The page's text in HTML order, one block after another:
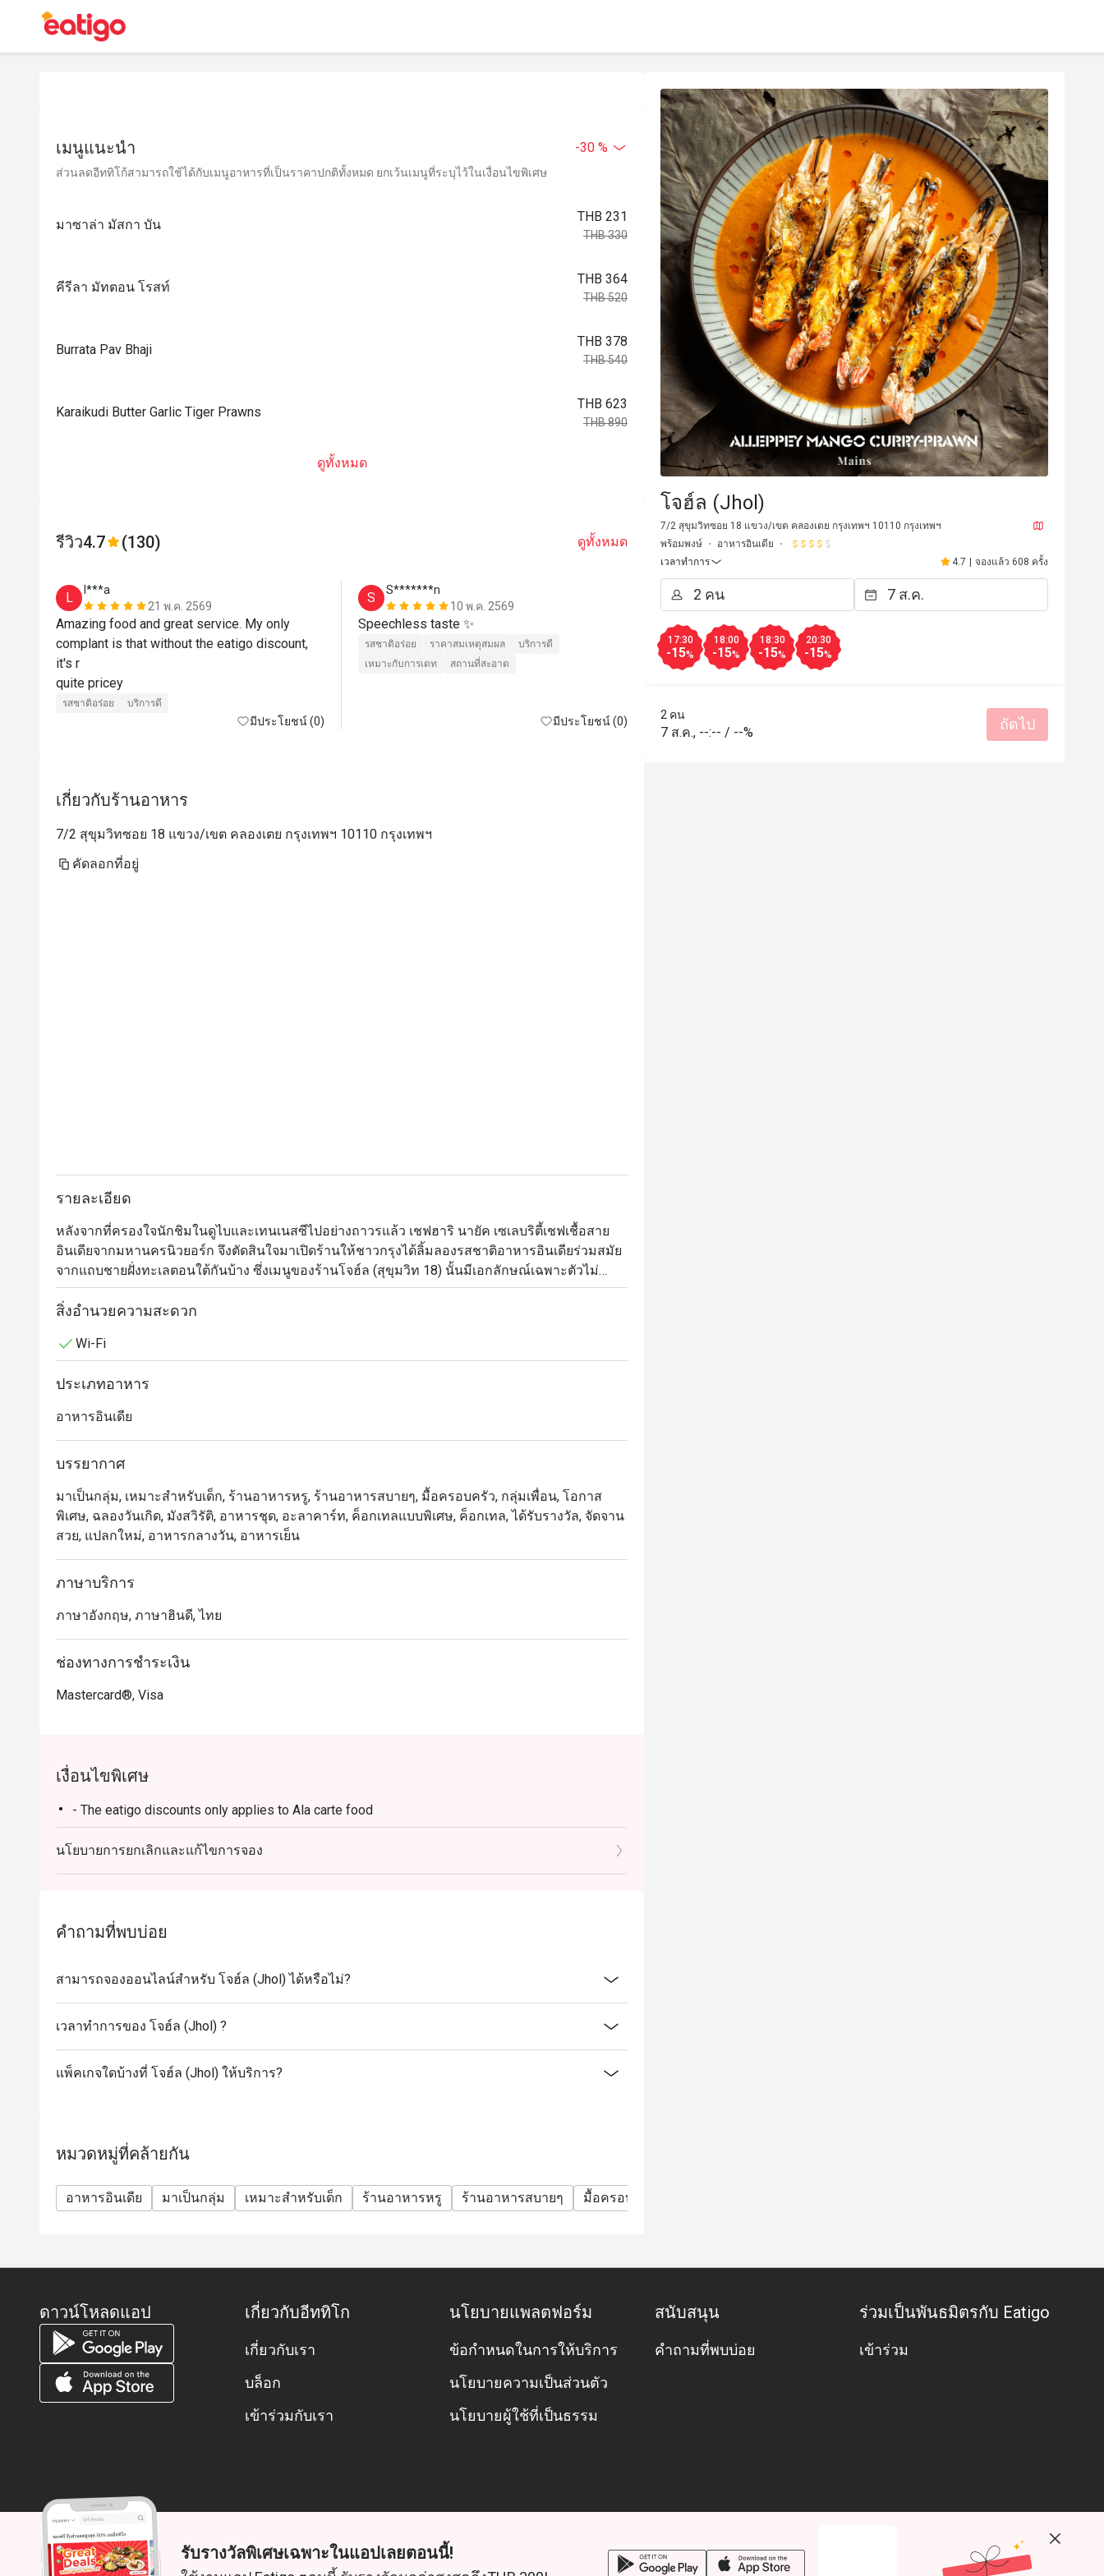
เมนูแนะนำ -30 %
ส่วนลดอีททิโก้สามารถใช้ได้กับเมนูอาหารที่เป็นราคาปกติทั้งหมด ยกเว้นเมนูที่ระบุไว้ในเงื่อนไขพิเศษ
มาซาล่า มัสกา บัน
THB 231
THB 330
คีรีลา มัทตอน โรสท์
THB 364
THB 520
Burrata Pav Bhaji
THB 378
THB 540
Karaikudi Butter Garlic Tiger Prawns
THB 623
THB 890
ดูทั้งหมด
รีวิว4.7 (130) ดูทั้งหมด
L
l***a
21 พ.ค. 2569
Amazing food and great service. My only
complant is that without the eatigo discount,
it's r
quite pricey
รสชาติอร่อย บริการดี
มีประโยชน์ (0)
S
S*******n
10 พ.ค. 2569
Speechless taste ✨
รสชาติอร่อย ราคาสมเหตุสมผล
บริการดี
เหมาะกับการเดท
สถานที่สะอาด
มีประโยชน์ (0)
H
H*****a
Absolutely worth it!!!
เกี่ยวกับร้านอาหาร
7/2 สุขุมวิทซอย 18 แขวง/เขต คลองเตย กรุงเทพฯ 10110 กรุงเทพฯ
คัดลอกที่อยู่
รายละเอียด
หลังจากที่ครองใจนักชิมในดูไบและเทนเนสซีไปอย่างถาวรแล้ว เชฟฮาริ นายัค เซเลบริตี้เชฟเชื้อสาย
อินเดียจากมหานครนิวยอร์ก จึงตัดสินใจมาเปิดร้านให้ชาวกรุงได้ลิ้มลองรสชาติอาหารอินเดียร่วมสมัย
จากแถบชายฝั่งทะเลตอนใต้กันบ้าง ซึ่งเมนูของร้านโจฮ์ล (สุขุมวิท 18) นั้นมีเอกลักษณ์เฉพาะตัวไม่
เหมือนร้านอื่นๆ ในบ้านเราตรงที่เป็นการผสมผสานระหว่างอาหารพื้นเมืองของอินเดียตอนใต้ (จาก
เมืองต่างๆ ตามแนวชายฝั่งทะเลทางตะวันออกและตะวันตกของอินเดีย) และวัตถุดิบในท้องถิ่นของ
วินดาลูหมูสามชั้น และคอฟต้าขนุน บรรยากาศการตกแต่งภายในร้านนั้นหรูหรามีรสนิยมเข้ากับ
ประสบการณ์แปลกใหม่ในการรับประทานอาหารอินเดียไม่ควรพลาด
สิ่งอำนวยความสะดวก
Wi-Fi
ประเภทอาหาร
อาหารอินเดีย
บรรยากาศ
มาเป็นกลุ่ม, เหมาะสำหรับเด็ก, ร้านอาหารหรู, ร้านอาหารสบายๆ, มื้อครอบครัว, กลุ่มเพื่อน, โอกาส
พิเศษ, ฉลองวันเกิด, มังสวิรัติ, อาหารชุด, อะลาคาร์ท, ค็อกเทลแบบพิเศษ, ค็อกเทล, ได้รับรางวัล, จัดจาน
สวย, แปลกใหม่, อาหารกลางวัน, อาหารเย็น
ภาษาบริการ
ภาษาอังกฤษ, ภาษาฮินดี, ไทย
ช่องทางการชำระเงิน
Mastercard®, Visa
เงื่อนไขพิเศษ
- The eatigo discounts only applies to Ala carte food
นโยบายการยกเลิกและแก้ไขการจอง
คำถามที่พบบ่อย
สามารถจองออนไลน์สำหรับ โจฮ์ล (Jhol) ได้หรือไม่?
เวลาทำการของ โจฮ์ล (Jhol) ?
แพ็คเกจใดบ้างที่ โจฮ์ล (Jhol) ให้บริการ?
หมวดหมู่ที่คล้ายกัน
อาหารอินเดีย มาเป็นกลุ่ม เหมาะสำหรับเด็ก ร้านอาหารหรู ร้านอาหารสบายๆ มื้อครอบครัว
โจฮ์ล (Jhol)
7/2 สุขุมวิทซอย 18 แขวง/เขต คลองเตย กรุงเทพฯ 10110 กรุงเทพฯ
พร้อมพงษ์
อาหารอินเดีย
เวลาทำการ
4.7 จองแล้ว 608 ครั้ง
17:30
-15%
18:00
-15%
18:30
-15%
20:30
-15%
2 คน
7 ส.ค., --:-- / --% ถัดไป
ดาวน์โหลดแอป เกี่ยวกับอีททิโก
เกี่ยวกับเรา
บล็อก
เข้าร่วมกับเรา
นโยบายแพลตฟอร์ม
ข้อกำหนดในการให้บริการ
นโยบายความเป็นส่วนตัว
นโยบายผู้ใช้ที่เป็นธรรม
สนับสนุน
คำถามที่พบบ่อย
ร่วมเป็นพันธมิตรกับ Eatigo
เข้าร่วม
© 2026 Zoek. สงวนลิขสิทธิ์
รับรางวัลพิเศษเฉพาะในแอปเลยตอนนี้!